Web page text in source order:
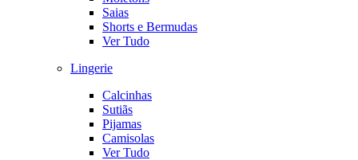
Saias
Shorts e Bermudas
Ver Tudo
Lingerie
Calcinhas
Sutiãs
Pijamas
Camisolas
Ver Tudo